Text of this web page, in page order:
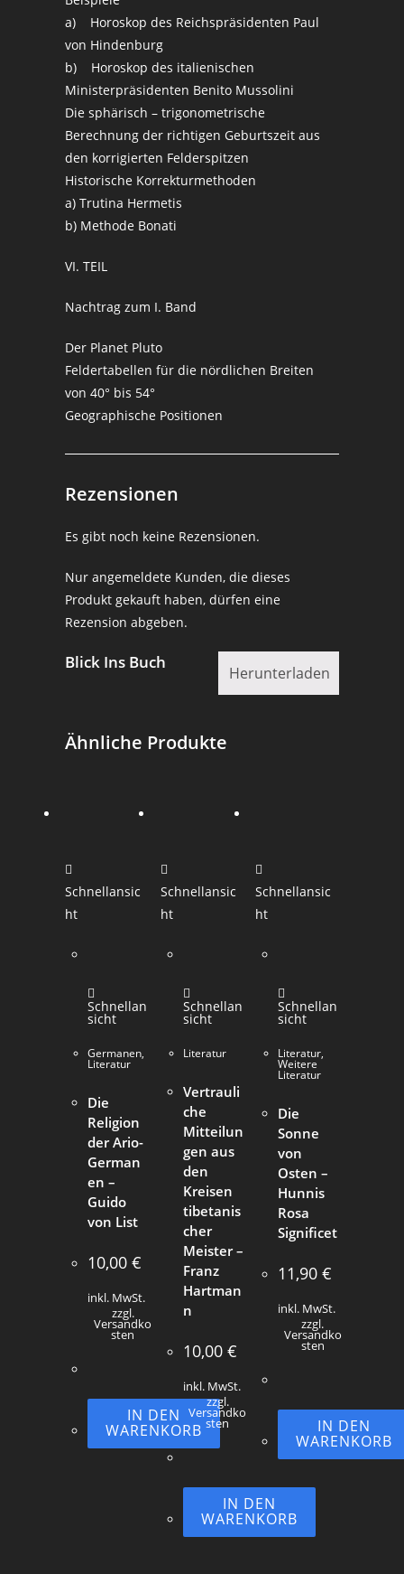
a) Horoskop des Reichspräsidenten Paul
von Hindenburg
b) Horoskop des italienischen
Ministerpräsidenten Benito Mussolini
Die sphärisch – trigonometrische
Berechnung der richtigen Geburtszeit aus
den korrigierten Felderspitzen
Historische Korrekturmethoden
a) Trutina Hermetis
b) Methode Bonati
VI. TEIL
Nachtrag zum I. Band
Der Planet Pluto
Feldertabellen für die nördlichen Breiten
von 40° bis 54°
Geographische Positionen
Rezensionen
Es gibt noch keine Rezensionen.
Nur angemeldete Kunden, die dieses
Produkt gekauft haben, dürfen eine
Rezension abgeben.
Blick Ins Buch
Herunterladen
Ähnliche Produkte
Schnellansic
ht
Schnellan
sicht
Germanen,
Literatur
Die
Religion
der Ario-
German
en –
Guido
von List
10,00€
inkl. MwSt.
zzgl.
Versandko
sten
IN DEN
WARENKORB
Schnellansic
ht
Schnellan
sicht
Literatur
Vertrauli
che
Mitteilun
gen aus
den
Kreisen
tibetanis
cher
Meister –
Franz
Hartman
n
10,00 €
inkl. MwSt.
zzgl.
Versandko
sten
IN DEN
WARENKORB
Schnellansic
ht
Schnellan
sicht
Literatur,
Weitere
Literatur
Die
Sonne
von
Osten –
Hunnis
Rosa
Significet
11,90 €
inkl. MwSt.
zzgl.
Versandko
sten
IN DEN
WARENKORB